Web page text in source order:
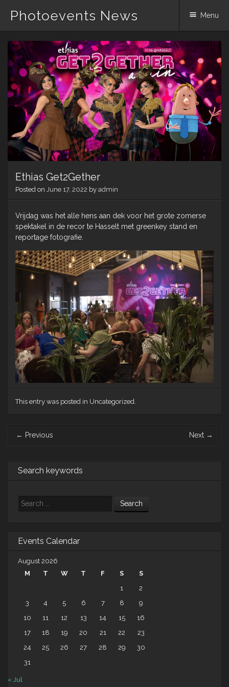
Photoevents News Menu
Skip
content
Ethias Get2Gether
Posted on June 17, 2022 by admin
Vrijdag was het alle hens aan dek voor het grote zomerse
spektakel in de recor te Hasselt met greenkey stand en
reportage fotografie.
This entry was posted in Uncategorized.
navigation
← Previous Next →
Search keywords
Search
Events Calendar
August 2026
M
T W T F S
S
1
2
3
4 5 6 7 8
9
10
11 12 13 14 15
16
17
18 19 20 21 22
23
24
25 26 27 28 29
30
31
« Jul